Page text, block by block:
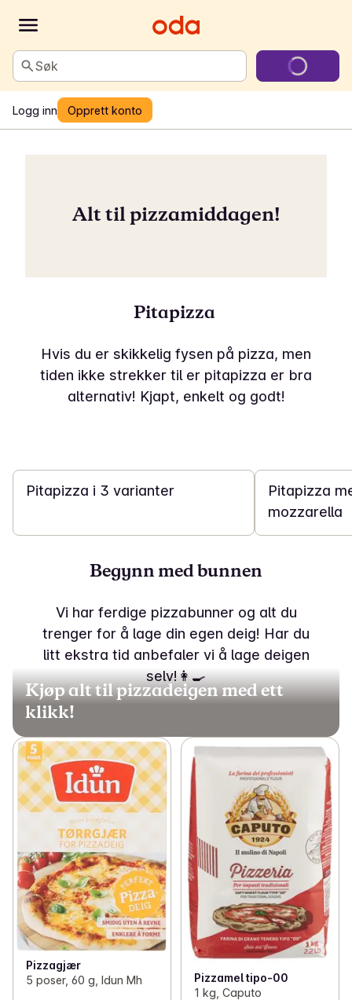
Søk
Logg inn Opprett konto
Alt til pizzamiddagen!
Pitapizza
Hvis du er skikkelig fysen på pizza, men
tiden ikke strekker til er pitapizza er bra
alternativ! Kjapt, enkelt og godt!
Pitapizza i 3 varianter
Pitapizza
mozzarella
Begynn med bunnen
Vi har ferdige pizzabunner og alt du
trenger for å lage din egen deig! Har du
litt ekstra tid anbefaler vi å lage deigen
selv!👩‍🍳
Kjøp alt til pizzadeigen med ett
klikk!
Pizzagjær
5 poser, 60 g, Idun Mh
Pizzamel tipo-00
1 kg, Caputo